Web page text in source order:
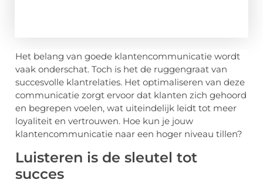
Het belang van goede klantencommunicatie wordt
vaak onderschat. Toch is het de ruggengraat van
succesvolle klantrelaties. Het optimaliseren van deze
communicatie zorgt ervoor dat klanten zich gehoord
en begrepen voelen, wat uiteindelijk leidt tot meer
loyaliteit en vertrouwen. Hoe kun je jouw
klantencommunicatie naar een hoger niveau tillen?
Luisteren is de sleutel tot
succes